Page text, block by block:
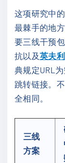
这项研究中
最棘手的地
要三线干预
抗以及英夫
典规定URL
跳转链接。
全相同。
三线
方案